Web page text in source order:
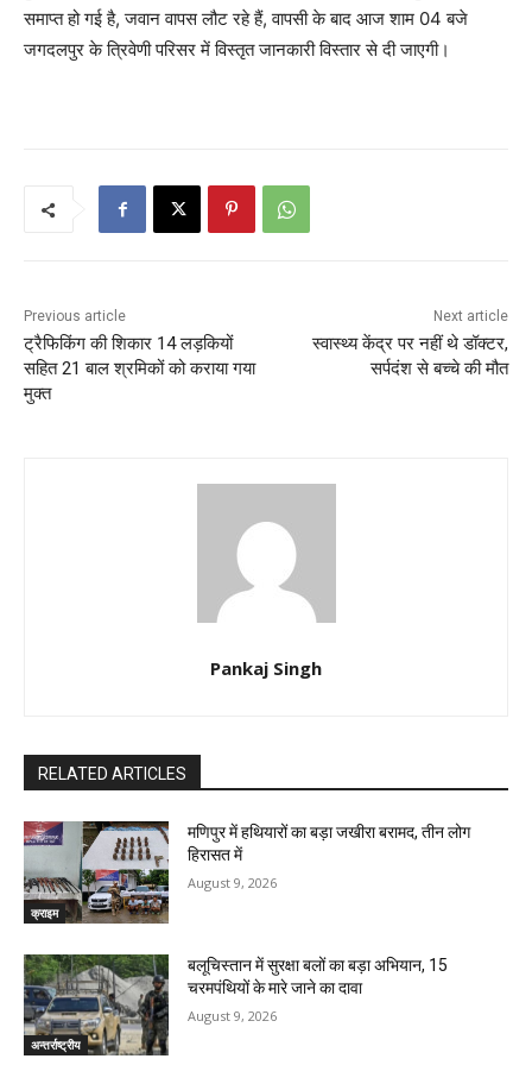
समाप्त हो गई है, जवान वापस लौट रहे हैं, वापसी के बाद आज शाम 04 बजे
जगदलपुर के त्रिवेणी परिसर में विस्तृत जानकारी विस्तार से दी जाएगी।
Previous article
ट्रैफिकिंग की शिकार 14 लड़कियों
सहित 21 बाल श्रमिकों को कराया गया
मुक्त
Next article
स्वास्थ्य केंद्र पर नहीं थे डॉक्टर,
सर्पदंश से बच्चे की मौत
Pankaj Singh
RELATED ARTICLES
क्राइम
मणिपुर में हथियारों का बड़ा जखीरा बरामद, तीन लोग
हिरासत में
August 9, 2026
अन्तर्राष्ट्रीय
बलूचिस्तान में सुरक्षा बलों का बड़ा अभियान, 15
चरमपंथियों के मारे जाने का दावा
August 9, 2026